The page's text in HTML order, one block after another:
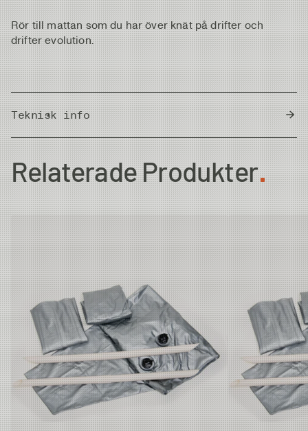
Rör till mattan som du har över knät på drifter och
drifter evolution.
Teknisk info
Country of Origin China
Relaterade Produkter